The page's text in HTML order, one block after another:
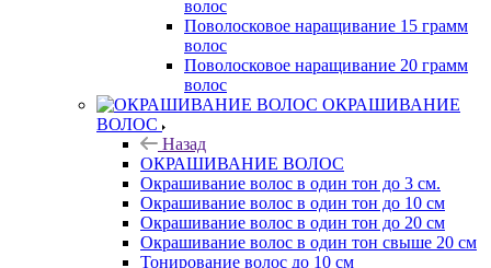
волос
Поволосковое наращивание 15 грамм
волос
Поволосковое наращивание 20 грамм
волос
ОКРАШИВАНИЕ
ВОЛОС
Назад
ОКРАШИВАНИЕ ВОЛОС
Окрашивание волос в один тон до 3 см.
Окрашивание волос в один тон до 10 см
Окрашивание волос в один тон до 20 см
Окрашивание волос в один тон свыше 20 см
Тонирование волос до 10 см